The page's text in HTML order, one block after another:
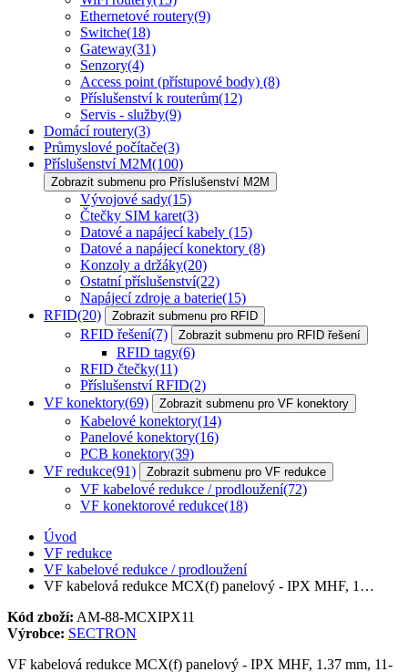
Ethernetové routery(9)
Switche(18)
Gateway(31)
Senzory(4)
Access point (přístupové body) (8)
Příslušenství k routerům(12)
Servis - služby(9)
Domácí routery(3)
Průmyslové počítače(3)
Příslušenství M2M(100)
Zobrazit submenu pro Příslušenství M2M
Vývojové sady(15)
Čtečky SIM karet(3)
Datové a napájecí kabely (15)
Datové a napájecí konektory (8)
Konzoly a držáky(20)
Ostatní příslušenství(22)
Napájecí zdroje a baterie(15)
RFID(20) Zobrazit submenu pro RFID
RFID řešení(7) Zobrazit submenu pro RFID řešení
RFID tagy(6)
RFID čtečky(11)
Příslušenství RFID(2)
VF konektory(69) Zobrazit submenu pro VF konektory
Kabelové konektory(14)
Panelové konektory(16)
PCB konektory(39)
VF redukce(91) Zobrazit submenu pro VF redukce
VF kabelové redukce / prodloužení(72)
VF konektorové redukce(18)
Úvod
VF redukce
VF kabelové redukce / prodloužení
VF kabelová redukce MCX(f) panelový - IPX MHF, 1…
Kód zboží: AM-88-MCXIPX11
Výrobce: SECTRON
VF kabelová redukce MCX(f) panelový - IPX MHF, 1.37 mm, 11-